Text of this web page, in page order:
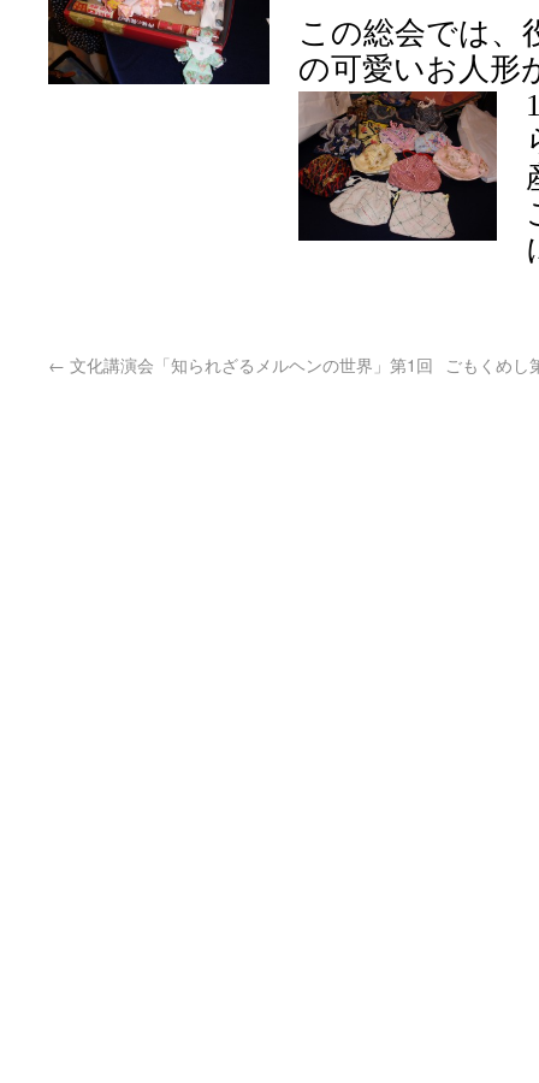
この総会では、
の可愛いお人形
← 文化講演会「知られざるメルヘンの世界」第1回 ごもくめし